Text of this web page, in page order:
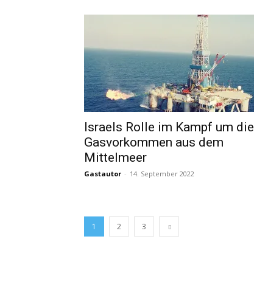
Israels Rolle im Kampf um die
Gasvorkommen aus dem
Mittelmeer
Gastautor - 14. September 2022
1 2 3